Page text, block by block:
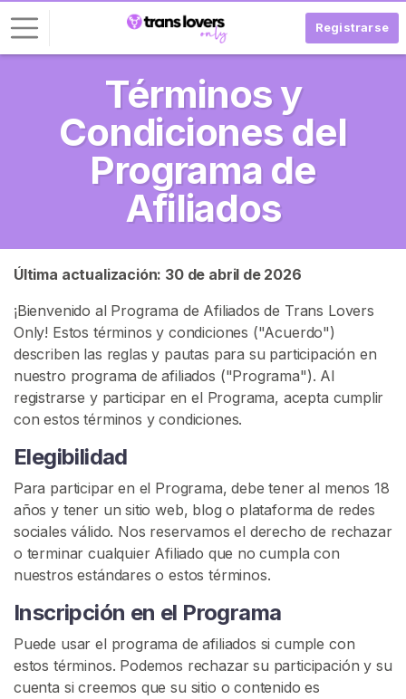
Registrarse
Términos y
Condiciones del
Programa de
Afiliados
Última actualización: 30 de abril de 2026
¡Bienvenido al Programa de Afiliados de Trans Lovers
Only! Estos términos y condiciones ("Acuerdo")
describen las reglas y pautas para su participación en
nuestro programa de afiliados ("Programa"). Al
registrarse y participar en el Programa, acepta cumplir
con estos términos y condiciones.
Elegibilidad
Para participar en el Programa, debe tener al menos 18
años y tener un sitio web, blog o plataforma de redes
sociales válido. Nos reservamos el derecho de rechazar
o terminar cualquier Afiliado que no cumpla con
nuestros estándares o estos términos.
Inscripción en el Programa
Puede usar el programa de afiliados si cumple con
estos términos. Podemos rechazar su participación y su
cuenta si creemos que su sitio o contenido es
s
i
ó
n
E
G
S
T
R
A
R
S
E
G
R
A
T
S
>